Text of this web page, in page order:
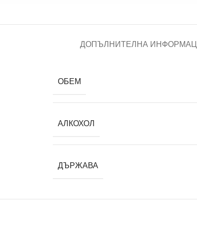
ДОПЪЛНИТЕЛНА
ОБЕМ
АЛКОХОЛ
ДЪРЖАВА